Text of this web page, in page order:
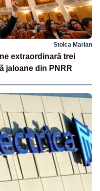
Stoica Marian
extraordinară trei
jaloane din PNRR